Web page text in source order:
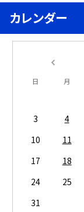
カレンダー
日 月
3
4
10
11
17
18
24
25
31